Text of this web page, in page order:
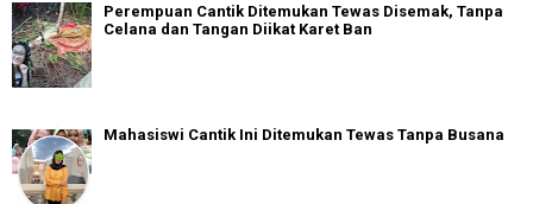
Perempuan Cantik Ditemukan Tewas Disemak, Tanpa
Celana dan Tangan Diikat Karet Ban
Mahasiswi Cantik Ini Ditemukan Tewas Tanpa Busana